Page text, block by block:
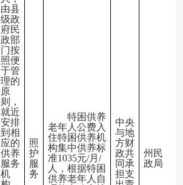
由县
级政
府民
政部
门按
照便
于管
理的
原
则，
就近
安排
到相
应的
供养
服务
机
照
护
服
务
特困供养
老年人公费入
住特困供养机
构集中供养标
准1035元/月/
人，根据特困
供养老年人自
中央
与地
方财
政共
同承
担支
州民
政局